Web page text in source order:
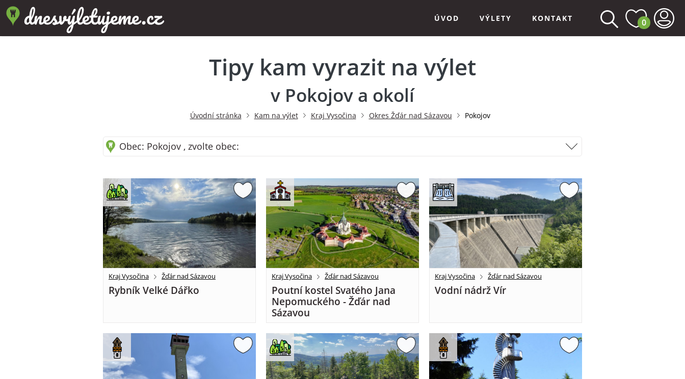
ÚVOD VÝLETY KONTAKT 0
Tipy kam vyrazit na výlet
v Pokojov a okolí
Úvodní stránka Kam na výlet Kraj Vysočina Okres Žďár nad Sázavou Pokojov
Obec: Pokojov , zvolte obec:
Kraj Vysočina Žďár nad Sázavou
Rybník Velké Dářko
Kraj Vysočina Žďár nad Sázavou
Poutní kostel Svatého Jana
Nepomuckého - Žďár nad
Sázavou
Kraj Vysočina Žďár nad Sázavou
Vodní nádrž Vír